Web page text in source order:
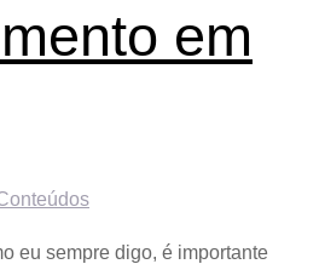
em
eu sempre digo, é importante